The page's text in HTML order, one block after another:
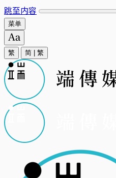
跳至内容
菜单
繁 简 繁